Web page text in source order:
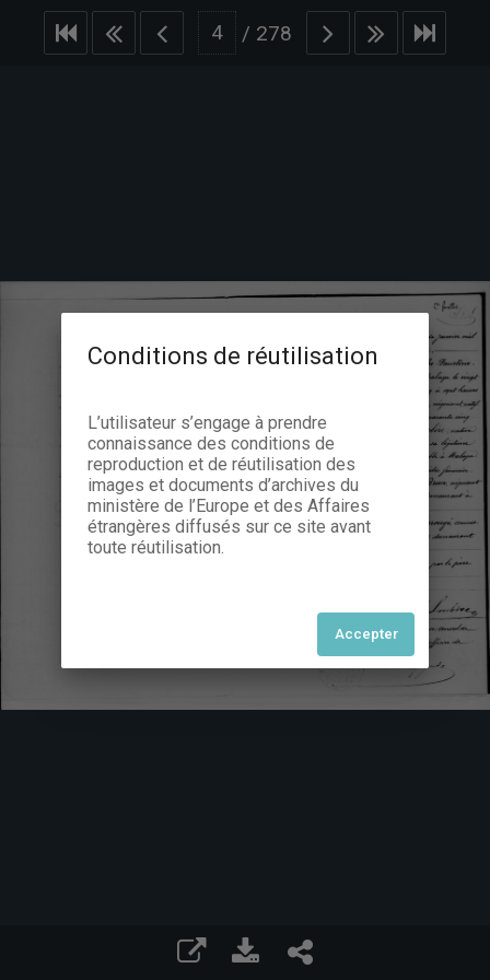
/ 278
Conditions de réutilisation
L’utilisateur s’engage à prendre
connaissance des conditions de
reproduction et de réutilisation des
images et documents d’archives du
ministère de l’Europe et des Affaires
étrangères diffusés sur ce site avant
toute réutilisation.